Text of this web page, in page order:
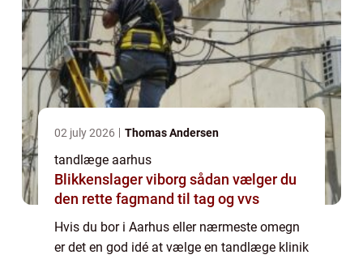
02 july 2026 Thomas Andersen
tandlæge aarhus
Blikkenslager viborg sådan vælger du
den rette fagmand til tag og vvs
Hvis du bor i Aarhus eller nærmeste omegn
er det en god idé at vælge en tandlæge klinik